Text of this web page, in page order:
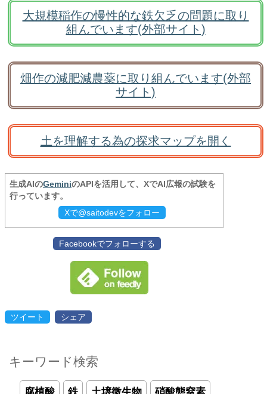
大規模稲作の慢性的な鉄欠乏の問題に取り
組んでいます(外部サイト)
畑作の減肥減農薬に取り組んでいます(外部
サイト)
土を理解する為の探求マップを開く
生成AIのGeminiのAPIを活用して、XでAI広報の試験を
行っています。
Xで@saitodevをフォロー
Facebookでフォローする
ツイート シェア
キーワード検索